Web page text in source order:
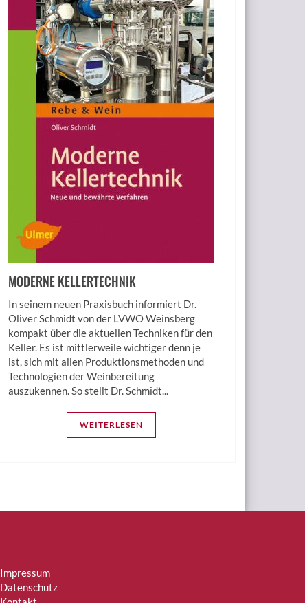
MODERNE KELLERTECHNIK
In seinem neuen Praxisbuch informiert Dr.
Oliver Schmidt von der LVWO Weinsberg
kompakt über die aktuellen Techniken für den
Keller. Es ist mittlerweile wichtiger denn je
ist, sich mit allen Produktionsmethoden und
Technologien der Weinbereitung
auszukennen. So stellt Dr. Schmidt...
WEITERLESEN
Impressum
Datenschutz